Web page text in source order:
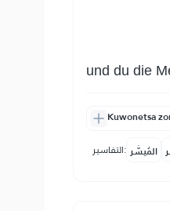
und du die
Kuwonetsa
التفاسير: المُيسَّر